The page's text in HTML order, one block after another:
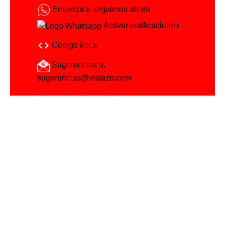
Empieza a seguirnos ahora
Activar notificaciones
Código ética
Sugerencias a:
sugerencias@vistazo.com